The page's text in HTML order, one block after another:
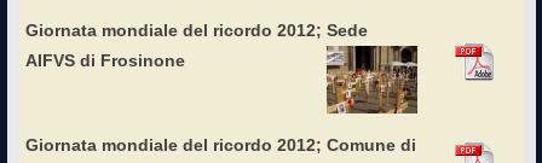
Giornata mondiale del ricordo 2012; Sede
AIFVS di Frosinone
Giornata mondiale del ricordo 2012; Comune di